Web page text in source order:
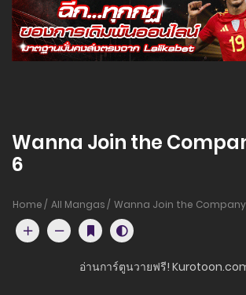
Wanna Join the
6
Home All Mangas Wanna Join the
อ่านการ์ตูนวายฟรี!